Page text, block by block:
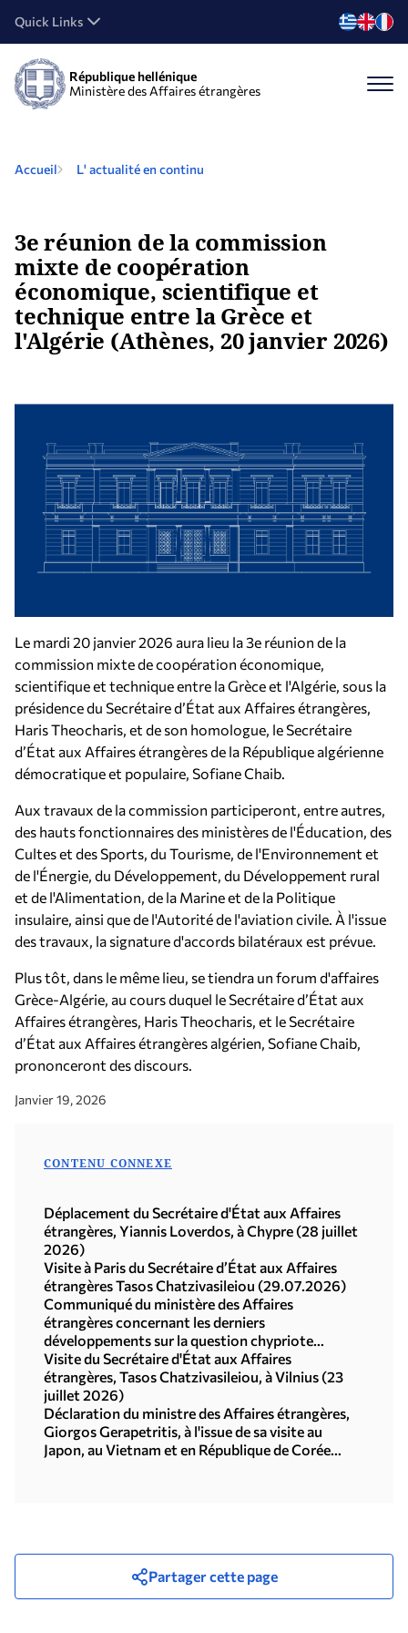
Quick Links
République hellénique
Ministère des Affaires étrangères
Accueil L' actualité en continu
3e réunion de la commission
mixte de coopération
économique, scientifique et
technique entre la Grèce et
l'Algérie (Athènes, 20 janvier 2026)
Le mardi 20 janvier 2026 aura lieu la 3e réunion de la
commission mixte de coopération économique,
scientifique et technique entre la Grèce et l'Algérie, sous la
présidence du Secrétaire d’État aux Affaires étrangères,
Haris Theocharis, et de son homologue, le Secrétaire
d’État aux Affaires étrangères de la République algérienne
démocratique et populaire, Sofiane Chaib.
Aux travaux de la commission participeront, entre autres,
des hauts fonctionnaires des ministères de l'Éducation, des
Cultes et des Sports, du Tourisme, de l'Environnement et
de l'Énergie, du Développement, du Développement rural
et de l'Alimentation, de la Marine et de la Politique
insulaire, ainsi que de l'Autorité de l'aviation civile. À l'issue
des travaux, la signature d'accords bilatéraux est prévue.
Plus tôt, dans le même lieu, se tiendra un forum d'affaires
Grèce-Algérie, au cours duquel le Secrétaire d’État aux
Affaires étrangères, Haris Theocharis, et le Secrétaire
d’État aux Affaires étrangères algérien, Sofiane Chaib,
prononceront des discours.
Janvier 19, 2026
CONTENU CONNEXE
Déplacement du Secrétaire d'État aux Affaires
étrangères, Yiannis Loverdos, à Chypre (28 juillet
2026)
Visite à Paris du Secrétaire d’État aux Affaires
étrangères Tasos Chatzivasileiou (29.07.2026)
Communiqué du ministère des Affaires
étrangères concernant les derniers
développements sur la question chypriote
(29.07.2026)
Visite du Secrétaire d'État aux Affaires
étrangères, Tasos Chatzivasileiou, à Vilnius (23
juillet 2026)
Déclaration du ministre des Affaires étrangères,
Giorgos Gerapetritis, à l'issue de sa visite au
Japon, au Vietnam et en République de Corée
Partager cette page